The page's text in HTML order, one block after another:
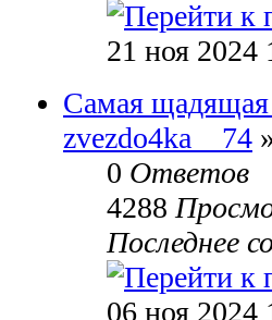
21 ноя 2024
Самая щадящая
zvezdo4ka__74
0 Ответов
4288
Последнее
06 ноя 2024